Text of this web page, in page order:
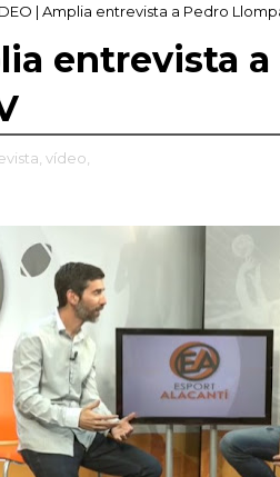
| Amplia entrevista a Pedro
entrevista
vídeo,